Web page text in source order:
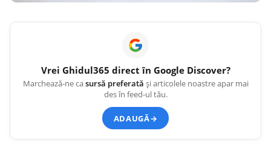
Vrei Ghidul365 direct în Google Discover?
Marchează-ne casursă preferată și articolele noastre apar mai
des în feed-ul tău.
ADAUGĂ→